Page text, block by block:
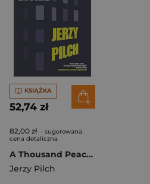
KSIĄŻKA
52,74 zł
82,00 zł - sugerowana
cena detaliczna
A Thousand Peaceful Cities
Jerzy Pilch